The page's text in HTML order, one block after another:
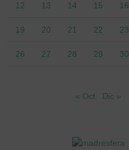
12 13 14 15 16
19 20 21 22 23
26 27 28 29 30
« Oct Dic »